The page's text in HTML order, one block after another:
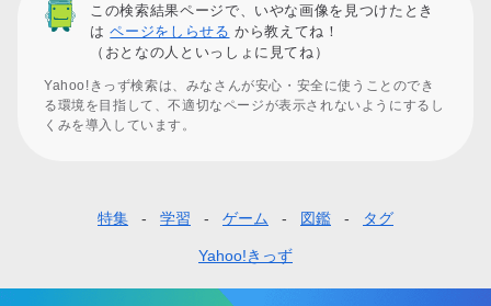
この検索結果ページで、いやな画像を見つけたとき
はページをしらせる から教えてね！
（おとなの人といっしょに見てね）
Yahoo!きっず検索は、みなさんが安心・安全に使うことのでき
る環境を目指して、不適切なページが表示されないようにするし
くみを導入しています。
タ
特集 学習 ゲーム 図鑑 タグ
Yahoo!きっず